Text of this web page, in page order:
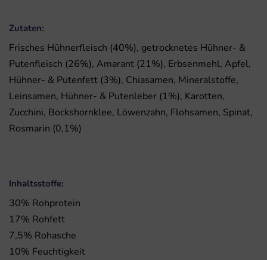
Zutaten:
Frisches Hühnerfleisch (40%), getrocknetes Hühner- &
Putenfleisch (26%), Amarant (21%), Erbsenmehl, Apfel,
Hühner- & Putenfett (3%), Chiasamen, Mineralstoffe,
Leinsamen, Hühner- & Putenleber (1%), Karotten,
Zucchini, Bockshornklee, Löwenzahn, Flohsamen, Spinat,
Rosmarin (0,1%)
Inhaltsstoffe:
30% Rohprotein
17% Rohfett
7,5% Rohasche
10% Feuchtigkeit